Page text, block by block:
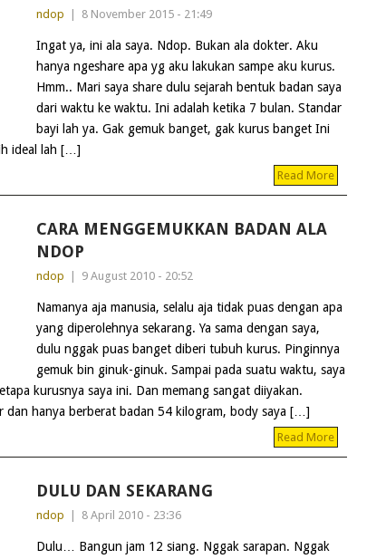
ndop 8 November 2015 - 21:49
Ingat ya, ini ala saya. Ndop. Bukan ala dokter. Aku
hanya ngeshare apa yg aku lakukan sampe aku kurus.
Hmm.. Mari saya share dulu sejarah bentuk badan saya
dari waktu ke waktu. Ini adalah ketika 7 bulan. Standar
bayi lah ya. Gak gemuk banget, gak kurus banget Ini
ideal lah […]
Read More
CARA MENGGEMUKKAN BADAN ALA
NDOP
ndop 9 August 2010 - 20:52
Namanya aja manusia, selalu aja tidak puas dengan apa
yang diperolehnya sekarang. Ya sama dengan saya,
dulu nggak puas banget diberi tubuh kurus. Pinginnya
gemuk bin ginuk-ginuk. Sampai pada suatu waktu, saya
kurusnya saya ini. Dan memang sangat diiyakan.
dan hanya berberat badan 54 kilogram, body saya […]
Read More
DULU DAN SEKARANG
ndop 8 April 2010 - 23:36
Dulu… Bangun jam 12 siang. Nggak sarapan. Nggak